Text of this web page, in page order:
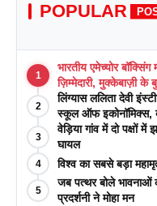
POPULAR
1
भारतीय एमेच्योर
ज़िम्मेदारी, मुक्केबाज़ी के
2
लिंग्यास ललिता देवी
स्कूल ऑफ इकोनॉमिक्स,
पत्रिकाओं में प्रकाशन
आयोजन किया
3
वेड़िया गांव में दो पक्षों
घायल
4 विश्व का सबसे बड़ा
5
जब पत्थर बोले भावनाओं
प्रदर्शनी ने मोहा मन